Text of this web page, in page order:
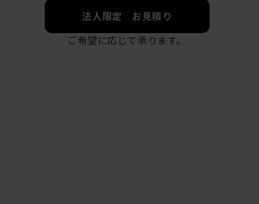
法人限定 お見積り
ご希望に応じて承ります。